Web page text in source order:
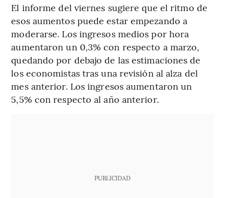
El informe del viernes sugiere que el ritmo de
esos aumentos puede estar empezando a
moderarse. Los ingresos medios por hora
aumentaron un 0,3% con respecto a marzo,
quedando por debajo de las estimaciones de
los economistas tras una revisión al alza del
mes anterior. Los ingresos aumentaron un
5,5% con respecto al año anterior.
PUBLICIDAD